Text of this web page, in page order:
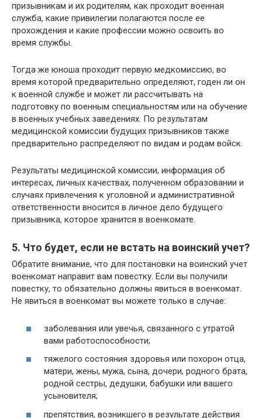
призывникам и их родителям, как проходит военная
служба, какие привилегии полагаются после ее
прохождения и какие профессии можно освоить во
время службы.
Тогда же юноша проходит первую медкомиссию, во
время которой предварительно определяют, годен ли он
к военной службе и может ли рассчитывать на
подготовку по военным специальностям или на обучение
в военных учебных заведениях. По результатам
медицинской комиссии будущих призывников также
предварительно распределяют по видам и родам войск.
Результаты медицинской комиссии, информация об
интересах, личных качествах, полученном образовании и
случаях привлечения к уголовной и административной
ответственности вносится в личное дело будущего
призывника, которое хранится в военкомате.
5. Что будет, если не встать на воинский учет?
Обратите внимание, что для постановки на воинский учет
военкомат направит вам повестку. Если вы получили
повестку, то обязательно должны явиться в военкомат.
Не явиться в военкомат вы можете только в случае:
заболевания или увечья, связанного с утратой
вами работоспособности;
тяжелого состояния здоровья или похорон отца,
матери, жены, мужа, сына, дочери, родного брата,
родной сестры, дедушки, бабушки или вашего
усыновителя;
препятствия, возникшего в результате действия